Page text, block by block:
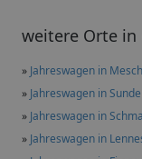
weitere Orte in
» Jahreswagen in
» Jahreswagen in
» Jahreswagen in
» Jahreswagen in